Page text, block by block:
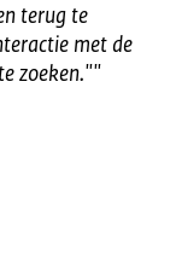
terug te
met de
zoeken.""